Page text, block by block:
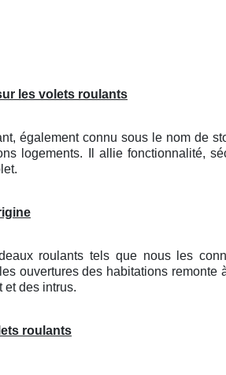
les volets roulants
également connu sous le nom de
logements. Il allie fonctionnalité,
roulants tels que nous les
ouvertures des habitations
et des intrus.
roulants